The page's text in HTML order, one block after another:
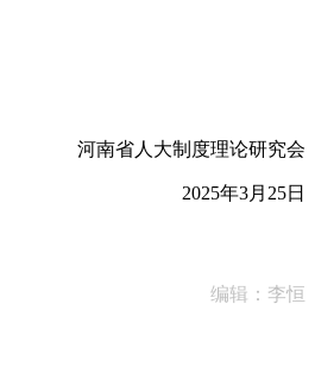
河南省人大制度理论研究会
2025年3月25日
编辑：李恒